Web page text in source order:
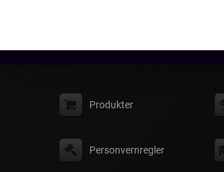
Produkter
Personvernregler